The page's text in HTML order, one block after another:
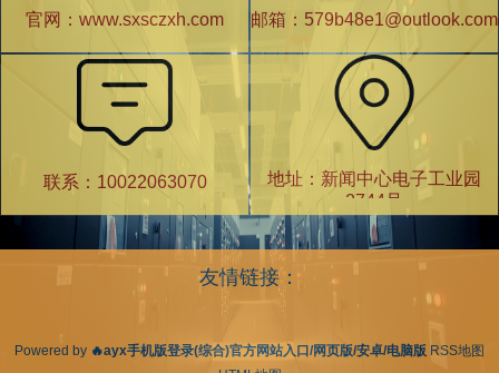
官网：www.sxsczxh.com 邮箱：579b48e1@outlook.com
联系：10022063070
地址：新闻中心电子工业园
2744号
友情链接：
Powered by 🔥ayx手机版登录(综合)官方网站入口/网页版/安卓/电脑版 RSS地图